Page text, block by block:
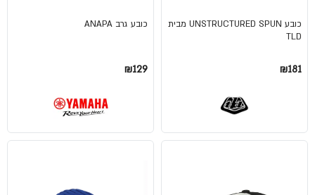
כובע UNSTRUCTURED SPUN מבית
TLD
₪181
כובע גרב ANAPA
₪129